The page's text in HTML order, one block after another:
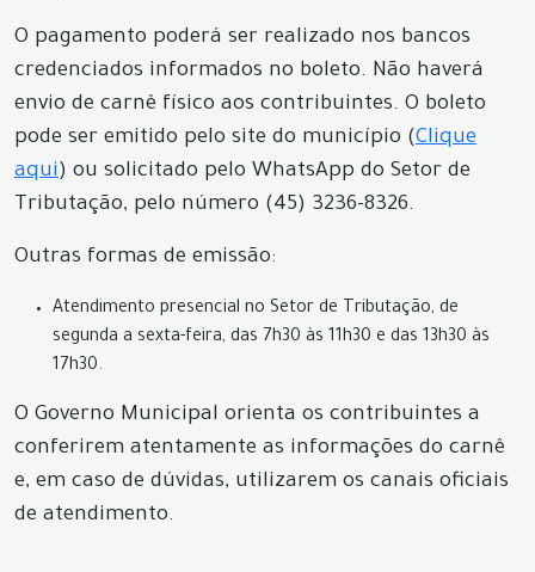
O pagamento poderá ser realizado nos bancos
credenciados informados no boleto. Não haverá
envio de carnê físico aos contribuintes. O boleto
pode ser emitido pelo site do município (Clique
aqui) ou solicitado pelo WhatsApp do Setor de
Tributação, pelo número (45) 3236-8326.
Outras formas de emissão:
Atendimento presencial no Setor de Tributação, de
segunda a sexta-feira, das 7h30 às 11h30 e das 13h30 às
17h30.
O Governo Municipal orienta os contribuintes a
conferirem atentamente as informações do carnê
e, em caso de dúvidas, utilizarem os canais oficiais
de atendimento.